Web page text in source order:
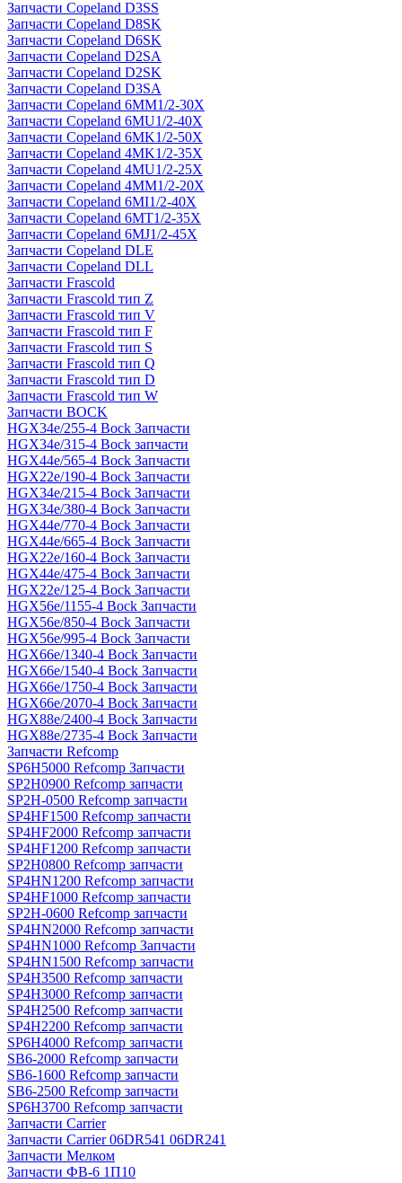
Запчасти Copeland D3SS
Запчасти Copeland D8SK
Запчасти Copeland D6SK
Запчасти Copeland D2SA
Запчасти Copeland D2SK
Запчасти Copeland D3SA
Запчасти Copeland 6MM1/2-30X
Запчасти Copeland 6MU1/2-40X
Запчасти Copeland 6MK1/2-50X
Запчасти Copeland 4MK1/2-35X
Запчасти Copeland 4MU1/2-25X
Запчасти Copeland 4MM1/2-20X
Запчасти Copeland 6MI1/2-40X
Запчасти Copeland 6MT1/2-35X
Запчасти Copeland 6MJ1/2-45X
Запчасти Copeland DLE
Запчасти Copeland DLL
Запчасти Frascold
Запчасти Frascold тип Z
Запчасти Frascold тип V
Запчасти Frascold тип F
Запчасти Frascold тип S
Запчасти Frascold тип Q
Запчасти Frascold тип D
Запчасти Frascold тип W
Запчасти BOCK
HGX34e/255-4 Bock Запчасти
HGX34e/315-4 Bock запчасти
HGX44e/565-4 Bock Запчасти
HGX22e/190-4 Bock Запчасти
HGX34e/215-4 Bock Запчасти
HGX34e/380-4 Bock Запчасти
HGX44e/770-4 Bock Запчасти
HGX44e/665-4 Bock Запчасти
HGX22e/160-4 Bock Запчасти
HGX44e/475-4 Bock Запчасти
HGX22e/125-4 Bock Запчасти
HGX56e/1155-4 Bock Запчасти
HGX56e/850-4 Bock Запчасти
HGX56e/995-4 Bock Запчасти
HGX66e/1340-4 Bock Запчасти
HGX66e/1540-4 Bock Запчасти
HGX66e/1750-4 Bock Запчасти
HGX66e/2070-4 Bock Запчасти
HGX88e/2400-4 Bock Запчасти
HGX88e/2735-4 Bock Запчасти
Запчасти Refcomp
SP6H5000 Refcomp Запчасти
SP2H0900 Refcomp запчасти
SP2H-0500 Refcomp запчасти
SP4HF1500 Refcomp запчасти
SP4HF2000 Refcomp запчасти
SP4HF1200 Refcomp запчасти
SP2H0800 Refcomp запчасти
SP4HN1200 Refcomp запчасти
SP4HF1000 Refcomp запчасти
SP2H-0600 Refcomp запчасти
SP4HN2000 Refcomp запчасти
SP4HN1000 Refcomp Запчасти
SP4HN1500 Refcomp запчасти
SP4H3500 Refcomp запчасти
SP4H3000 Refcomp запчасти
SP4H2500 Refcomp запчасти
SP4H2200 Refcomp запчасти
SP6H4000 Refcomp запчасти
SB6-2000 Refcomp запчасти
SB6-1600 Refcomp запчасти
SB6-2500 Refcomp запчасти
SP6H3700 Refcomp запчасти
Запчасти Carrier
Запчасти Carrier 06DR541 06DR241
Запчасти Мелком
Запчасти ФВ-6 1П10